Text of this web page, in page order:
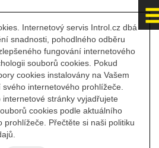
Internetový servis Introl.cz dbá
snadnosti, pohodlného odběru
fungování internetového
souborů cookies. Pokud
cookies instalovány na Vašem
internetového prohlížeče.
stránky vyjadřujete
cookies podle aktuálního
prohlížeče. Přečtěte si naši politiku